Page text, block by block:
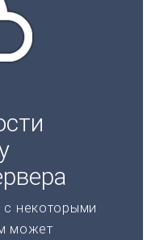
с некоторыми
может